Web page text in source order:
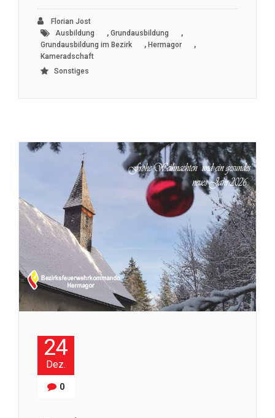
Florian Jost
Ausbildung
, Grundausbildung ,
Grundausbildung im Bezirk , Hermagor ,
Kameradschaft
Sonstiges
24
Dez.
0